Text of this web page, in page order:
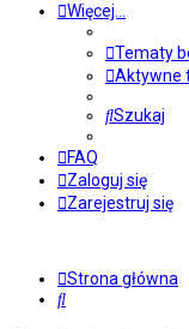
Więcej…
Tematy
Aktywne
Szukaj
FAQ
Zaloguj się
Zarejestruj się
Strona główna
Szukaj